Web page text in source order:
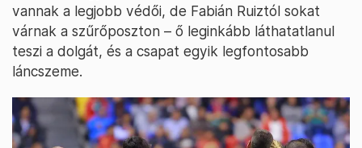
vannak a legjobb védői, de Fabián Ruiztól sokat
várnak a szűrőposzton – ő leginkább láthatatlanul
teszi a dolgát, és a csapat egyik legfontosabb
láncszeme.